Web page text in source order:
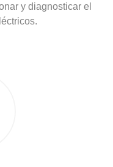
y diagnosticar el